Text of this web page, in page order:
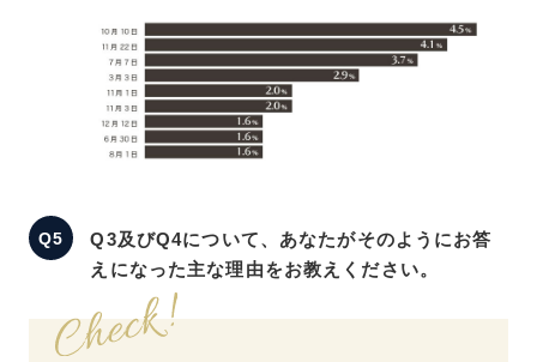
Q3及びQ4について、あなたがそのようにお答
えになった主な理由をお教えください。